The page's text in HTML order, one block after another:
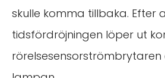
skulle komma tillbaka. Efter
tidsfördröjningen löper ut